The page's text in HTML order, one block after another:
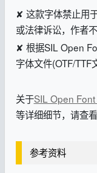
✘ 这款字体禁止用
或法律诉讼，作者
✘ 根据SIL Open
字体文件(OTF/TTF
关于SIL Open
等详细细节，请查
参考资料